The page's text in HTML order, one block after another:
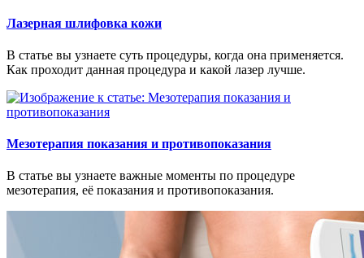
Лазерная шлифовка кожи
В статье вы узнаете суть процедуры, когда она применяется.
Как проходит данная процедура и какой лазер лучше.
Мезотерапия показания и противопоказания
В статье вы узнаете важные моменты по процедуре
мезотерапия, её показания и противопоказания.